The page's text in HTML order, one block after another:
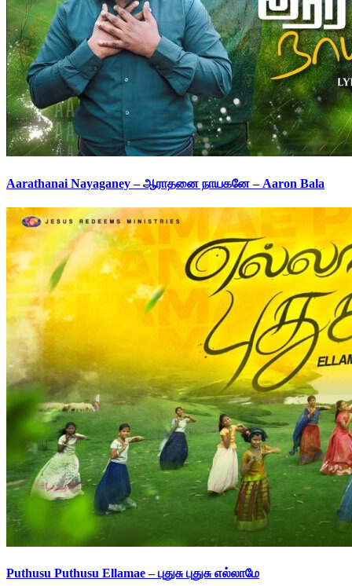
Aarathanai Nayaganey – ஆராதனை நாயகனே – Aaron Bala
Puthusu Puthusu Ellamae – புதுசு புதுசு எல்லாமே